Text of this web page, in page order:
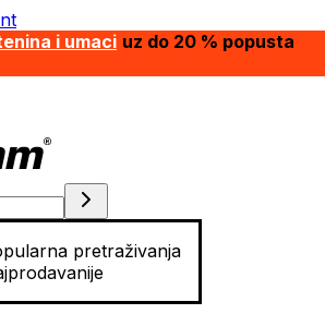
i umaci uz do 20 % popusta
pretraživanja